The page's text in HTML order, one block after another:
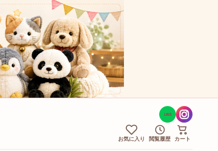
LINE
お気に入り 閲覧履歴 カート